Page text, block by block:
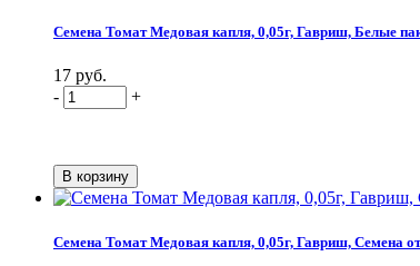
Семена Томат Медовая капля, 0,05г, Гавриш, Белые
17 руб.
-
+
Семена Томат Медовая капля, 0,05г, Гавриш, Семена